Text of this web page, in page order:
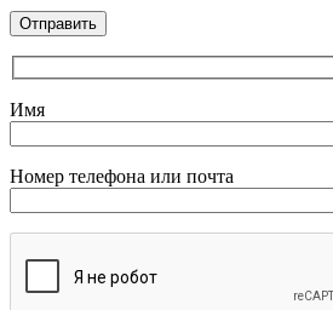
Имя
Номер телефона или почта